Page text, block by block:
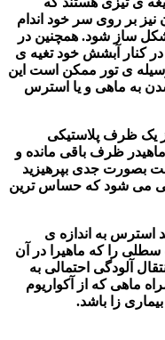
بر روی سر خود اندام
ساز شود. همچنین در
کنار آبشش خود تغیه ی
ی تور ممکن است این
به ماهی و یا استرس
یک ظرف پلاستیکی
ماهیدر ظرف باقی مانده و
بصورت جدی بپرهیزید
می شود که حساس ترین
استرس به اندازه ی
سطلی را که ماهیرا در آن
آلودگی احتمالی به
ماهی که از
آکواریوم
زا باشد.